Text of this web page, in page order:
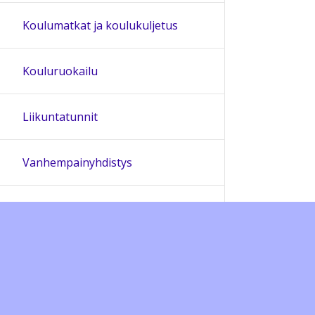
Koulumatkat ja koulukuljetus
Kouluruokailu
Liikuntatunnit
Vanhempainyhdistys